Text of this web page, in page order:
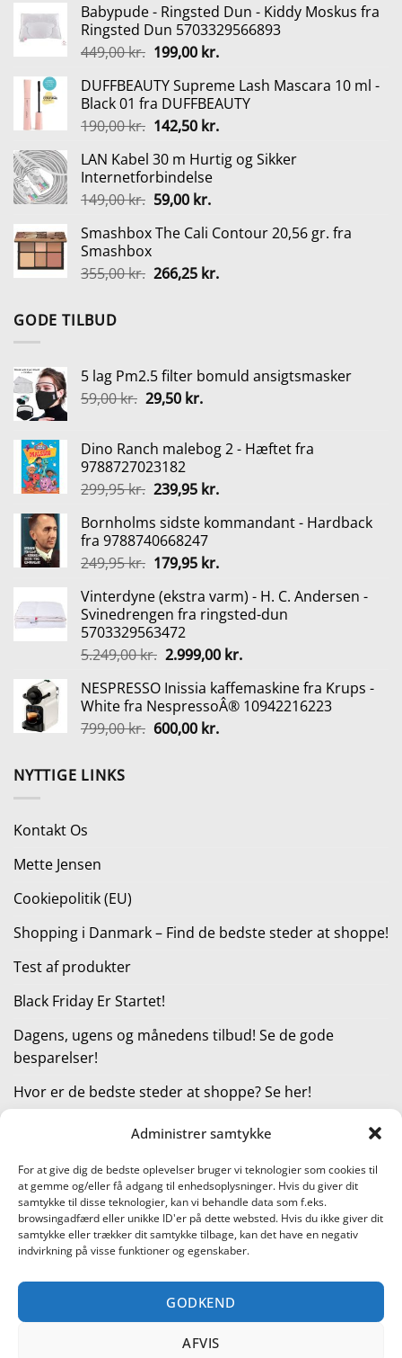
Administrer samtykke
For at give dig de bedste oplevelser bruger vi teknologier som cookies til
at gemme og/eller få adgang til enhedsoplysninger. Hvis du giver dit
samtykke til disse teknologier, kan vi behandle data som f.eks.
browsingadfærd eller unikke ID'er på dette websted. Hvis du ikke giver dit
samtykke eller trækker dit samtykke tilbage, kan det have en negativ
indvirkning på visse funktioner og egenskaber.
GODKEND
AFVIS
pris
var:
299,95 kr..
pris
er:
269,95 kr..
Babypude - Ringsted Dun - Kiddy Moskus fra
Ringsted Dun 5703329566893
449,00kr. Den
pris
var:
449,00 kr..
199,00 kr.Den
pris
er:
199,00 kr..
DUFFBEAUTY Supreme Lash Mascara 10 ml -
Black 01 fra DUFFBEAUTY
190,00kr. Den
pris
var:
190,00 kr..
142,50 kr.Den
pris
LAN Kabel 30 m Hurtig og Sikker
Internetforbindelse
149,00kr. Den
pris
149,00 kr..
59,00 kr.Den
pris
59,00 kr..
Smashbox The Cali Contour 20,56 gr. fra
Smashbox
355,00kr. Den
266,25 kr.Den
GODE TILBUD
5 lag Pm2.5 filter bomuld ansigtsmasker
59,00kr. Den
var:
59,00 kr..
29,50 kr.Den
er:
Dino Ranch malebog 2 - Hæftet fra
9788727023182
299,95kr. Den
pris
var:
299,95 kr..
239,95 kr.Den
pris
239,95 kr..
Bornholms sidste kommandant - Hardback
fra 9788740668247
249,95kr. Den
pris
var:
249,95 kr..
179,95 kr.Den
pris
er:
Vinterdyne (ekstra varm) - H. C. Andersen -
Svinedrengen fra ringsted-dun
5703329563472
5.249,00kr. Den
pris
var:
5.249,00 kr..
2.999,00 kr.Den
pris
er:
NESPRESSO Inissia kaffemaskine fra Krups -
White fra NespressoÂ® 10942216223
799,00kr. Den
600,00 kr.Den
NYTTIGE LINKS
Kontakt Os
Mette Jensen
Cookiepolitik (EU)
Shopping i Danmark – Find de bedste steder at shoppe!
Test af produkter
Black Friday Er Startet!
Dagens, ugens og månedens tilbud! Se de gode
besparelser!
Hvor er de bedste steder at shoppe? Se her!
Kategorier
Læs vores guide til online shopping
PayPal Stripe
On
METTE JENSEN